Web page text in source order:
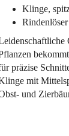
Klinge,
Rindenlöser
präzise
mit
und